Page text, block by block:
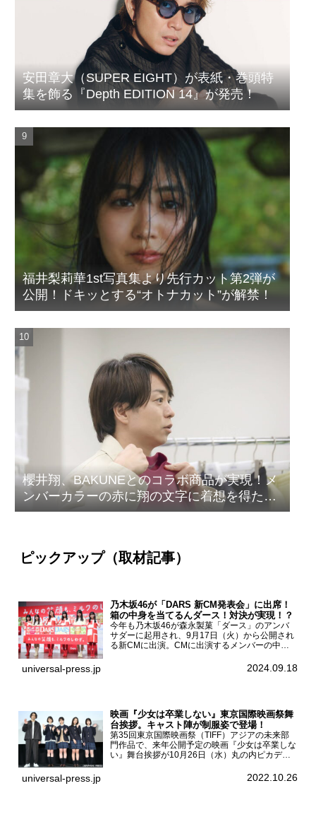
安田章大（SUPER EIGHT）が表紙・巻頭特
集を飾る『Depth EDITION 14』が発売！
福井梨莉華1st写真集より先行カット第2弾が
公開！ドキッとする“オトナカット”が解禁！
櫻井翔、BAKUNEとのコラボ商品が実現！メ
ンバーカラーの赤に翔の文字に着想を得たデ
ザイン
ピックアップ（取材記事）
乃木坂46が「DARS 新CM発表会」に出席！
箱の中身を当てるんダース！対決が実現！？
今年も乃木坂46が森永製菓「ダース」のアンバ
サダーに起用され、9月17日（火）から公開され
る新CMに出演。CMに出演するメンバーの中か
一ノ瀬美空、菅原咲月が都内にて開催された
universal-press.jp 2024.09.18
映画『少女は卒業しない』東京国際映画祭舞
台挨拶。キャスト陣が制服姿で登場！
第35回東京国際映画祭（TIFF）アジアの未来部
門作品で、来年公開予定の映画『少女は卒業しな
い』舞台挨拶が10月26日（水）丸の内ピカデリ
宮山莉渚、中井友望、監督の中川駿が登壇。映画
universal-press.jp 2022.10.26